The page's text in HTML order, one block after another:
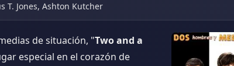
T. Jones, Ashton Kutcher
de situación, "Two and a
especial en el corazón de